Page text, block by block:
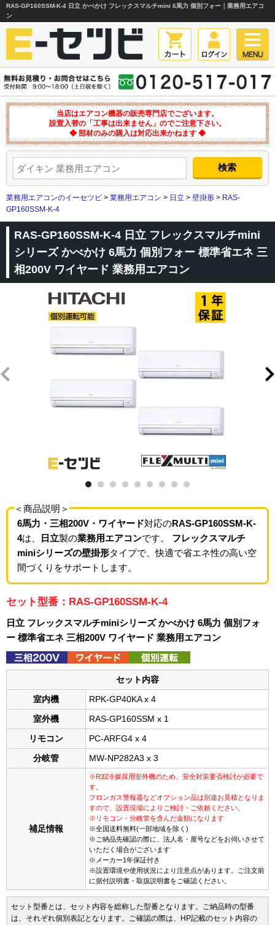
RAS-GP160SSM-K-4 日立 かべかけ フレックスマルチmini 6馬力 個別フォー｜業務用エアコ
ン
当店はエアコン機器の販売専門店でございます。
設置入替の「工事は出来ません」のでご注意下さい。
◆ 部材のみの購入は対応出来かねます ◆
業務用エアコンのイーセツビ > 業務用エアコン > 日立 > 壁掛形 > RAS-
GP160SSM-K-4
RAS-GP160SSM-K-4 日立 フレックスマルチmini
シリーズ かべかけ 6馬力 個別フォー 標準省エネ 三
相200V ワイヤード 業務用エアコン
＜商品説明＞
6馬力・三相200V・ワイヤード対応のRAS-GP160SSM-K-
4は、 日立製の業務用エアコンです。 フレックスマルチ
miniシリーズの壁掛形タイプで、快適で省エネ性の高い空
間づくりをサポートします。
セット型番：RAS-GP160SSM-K-4
日立 フレックスマルチminiシリーズ かべかけ 6馬力 個別フォ
ー 標準省エネ 三相200V ワイヤード 業務用エアコン
セット内容
室内機 RPK-GP40KA x 4
室外機 RAS-GP160SSM x 1
リモコン PC-ARFG4 x 4
分岐管 MW-NP282A3 x 3
補足情報
※R32冷媒採用室外機のため、安全対策要否検討が必要で
す。
フロンガス警報器などオプション品は別途お見積となりま
すので、設置現場によりご検討・ご依頼ください。
※リモコン・分岐管を含んだ金額になります
※全国送料無料(一部地域を除く)
※ご納品先確認の際に、法人名・屋号などをお伺いさせて
いただく場合がございます
※メーカー1年保証付き
※設置環境や使用状況により注意点があります。ご注文前
に据付説明書・取扱説明書をご確認ください。
セット型番とは、セット内容を総称した型番となります。ご納品時の型番
は、それぞれ個別表記となります。ご確認の際は、HP記載のセット内容の